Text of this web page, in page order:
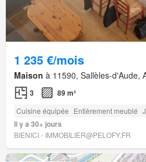
1 235 €/mois
Maison à 11590, Sallèles-d'Aude,
3 89 m²
Cuisine équipée Entièrement meublé
Il y a 30+ jours
BIENICI - IMMOBILIER@PELOFY.FR